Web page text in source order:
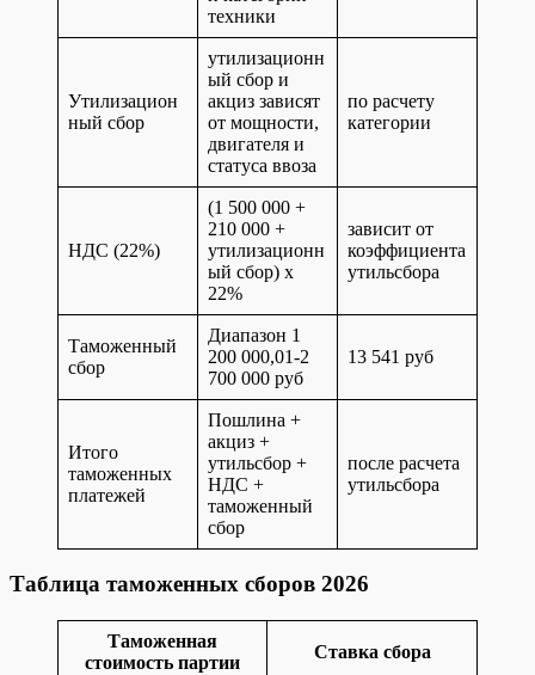
техники
Утилизацион
ный сбор
утилизационн
ый сбор и
акциз зависят
от мощности,
двигателя и
статуса ввоза
по расчету
категории
НДС (22%)
(1 500 000 +
210 000 +
утилизационн
ый сбор) x
22%
зависит от
коэффициента
утильсбора
Таможенный
сбор
Диапазон 1
200 000,01-2
700 000 руб
13 541 руб
Итого
таможенных
платежей
Пошлина +
акциз +
утильсбор +
НДС +
таможенный
сбор
после расчета
утильсбора
Таблица таможенных сборов 2026
Таможенная
стоимость партии
Ставка сбора